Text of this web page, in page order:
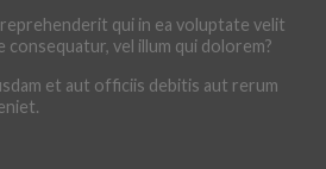
qui in ea voluptate velit
consequatur, vel illum qui dolorem?
et aut officiis debitis aut rerum